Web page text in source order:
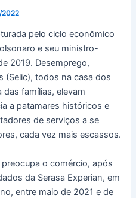
2022
pelo ciclo econômico
e seu ministro-
2019. Desemprego,
(Selic), todos na casa dos
famílias, elevam
a patamares históricos e
de serviços a se
cada vez mais escassos.
o comércio, após
da Serasa Experian, em
entre maio de 2021 e de